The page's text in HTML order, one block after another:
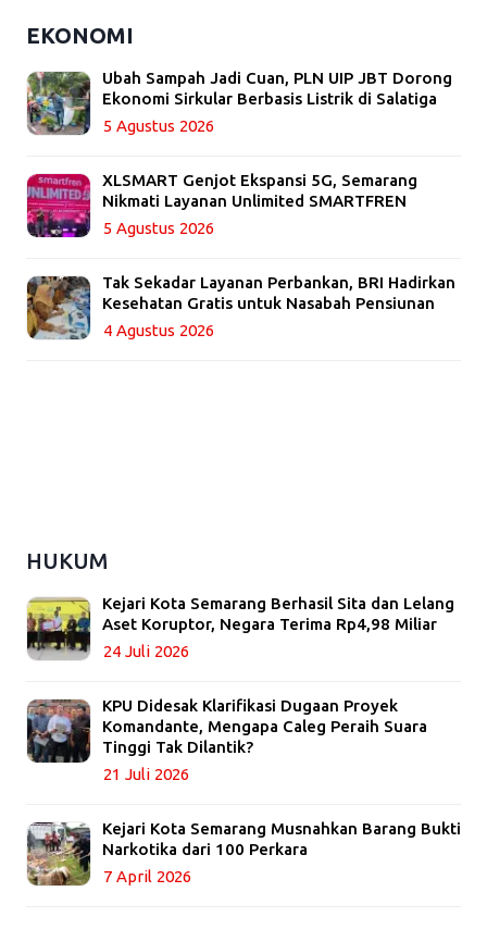
EKONOMI
Ubah Sampah Jadi Cuan, PLN UIP JBT Dorong
Ekonomi Sirkular Berbasis Listrik di Salatiga
5 Agustus 2026
XLSMART Genjot Ekspansi 5G, Semarang
Nikmati Layanan Unlimited SMARTFREN
5 Agustus 2026
Tak Sekadar Layanan Perbankan, BRI Hadirkan
Kesehatan Gratis untuk Nasabah Pensiunan
4 Agustus 2026
HUKUM
Kejari Kota Semarang Berhasil Sita dan Lelang
Aset Koruptor, Negara Terima Rp4,98 Miliar
24 Juli 2026
KPU Didesak Klarifikasi Dugaan Proyek
Komandante, Mengapa Caleg Peraih Suara
Tinggi Tak Dilantik?
21 Juli 2026
Kejari Kota Semarang Musnahkan Barang Bukti
Narkotika dari 100 Perkara
7 April 2026